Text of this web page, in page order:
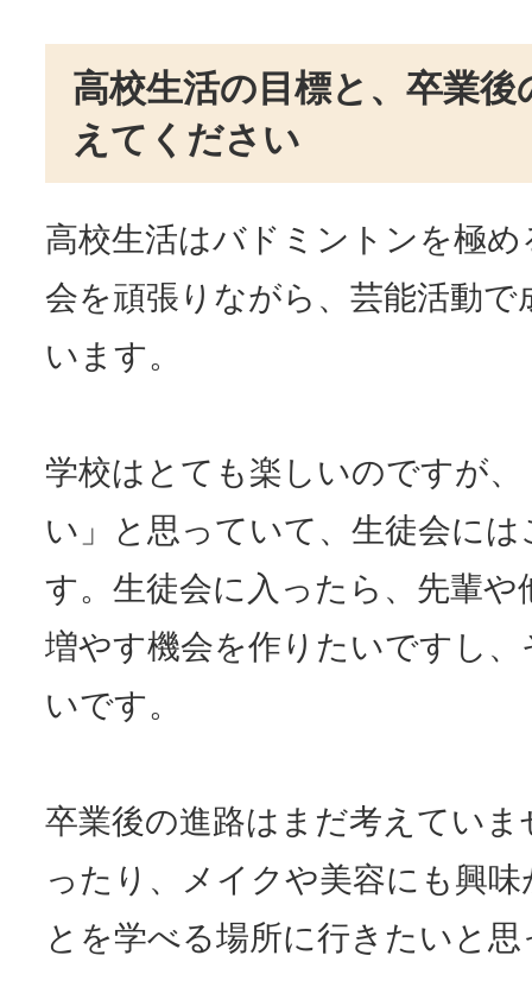
高校生活の目標と、卒業
えてください
高校生活はバドミントンを極
会を頑張りながら、芸能活動
います。
学校はとても楽しいのですが
い」と思っていて、生徒会に
す。生徒会に入ったら、先輩
増やす機会を作りたいですし
いです。
卒業後の進路はまだ考えてい
ったり、メイクや美容にも興
とを学べる場所に行きたいと